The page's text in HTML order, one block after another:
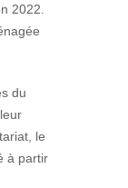
2022.
du
le
à partir